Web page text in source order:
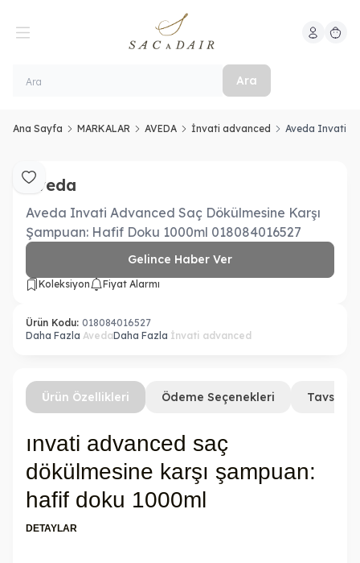
Ara
Hesabım
Ana Sayfa MARKALAR AVEDA İnvati advanced Aveda Invati
Favoriye Ekle
Aveda
Aveda Invati Advanced Saç Dökülmesine Karşı
Şampuan: Hafif Doku 1000ml 018084016527
Gelince Haber Ver
Koleksiyon Fiyat Alarmı
Ürün Kodu: 018084016527
Daha Fazla AvedaDaha Fazla İnvati advanced
Ürün Özellikleri Ödeme Seçenekleri Tavsiye
ınvati advanced saç
dökülmesine karşı şampuan:
hafif doku 1000ml
DETAYLAR